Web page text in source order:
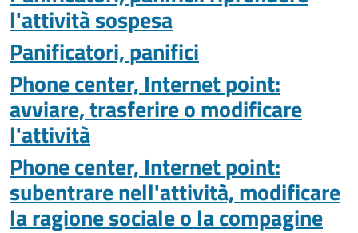
l'attività sospesa
Panificatori, panifici
Phone center, Internet point:
avviare, trasferire o modificare
l'attività
Phone center, Internet point:
subentrare nell'attività, modificare
la ragione sociale o la compagine